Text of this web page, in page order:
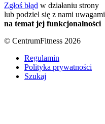
Zgłoś błąd w działaniu strony
lub podziel się z nami uwagami
na temat jej funkcjonalności
© CentrumFitness 2026
Regulamin
Polityka prywatności
Szukaj